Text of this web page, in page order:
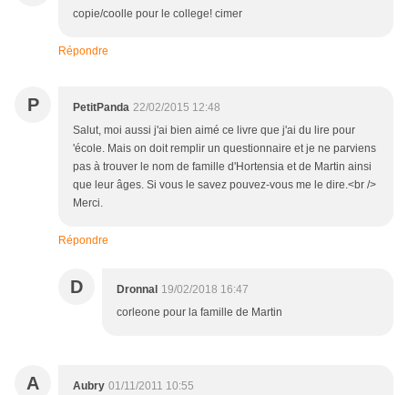
copie/coolle pour le college! cimer
Répondre
P PetitPanda 22/02/2015 12:48
Salut, moi aussi j'ai bien aimé ce livre que j'ai du lire pour
'école. Mais on doit remplir un questionnaire et je ne parviens
pas à trouver le nom de famille d'Hortensia et de Martin ainsi
que leur âges. Si vous le savez pouvez-vous me le dire.<br />
Merci.
Répondre
D Dronnal 19/02/2018 16:47
corleone pour la famille de Martin
A Aubry 01/11/2011 10:55